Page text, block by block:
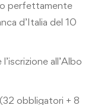
perfettamente
d’Italia del 10
all’Albo
obbligatori + 8